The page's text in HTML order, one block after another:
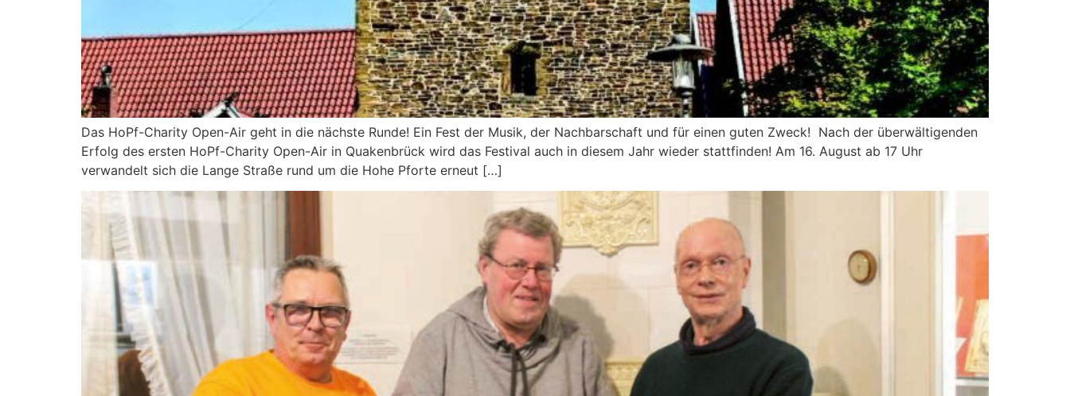
Das HoPf-Charity Open-Air geht in die nächste Runde! Ein Fest der Musik, der Nachbarschaft und für einen guten Zweck! Nach der überwältigenden
Erfolg des ersten HoPf-Charity Open-Air in Quakenbrück wird das Festival auch in diesem Jahr wieder stattfinden! Am 16. August ab 17 Uhr
verwandelt sich die Lange Straße rund um die Hohe Pforte erneut […]